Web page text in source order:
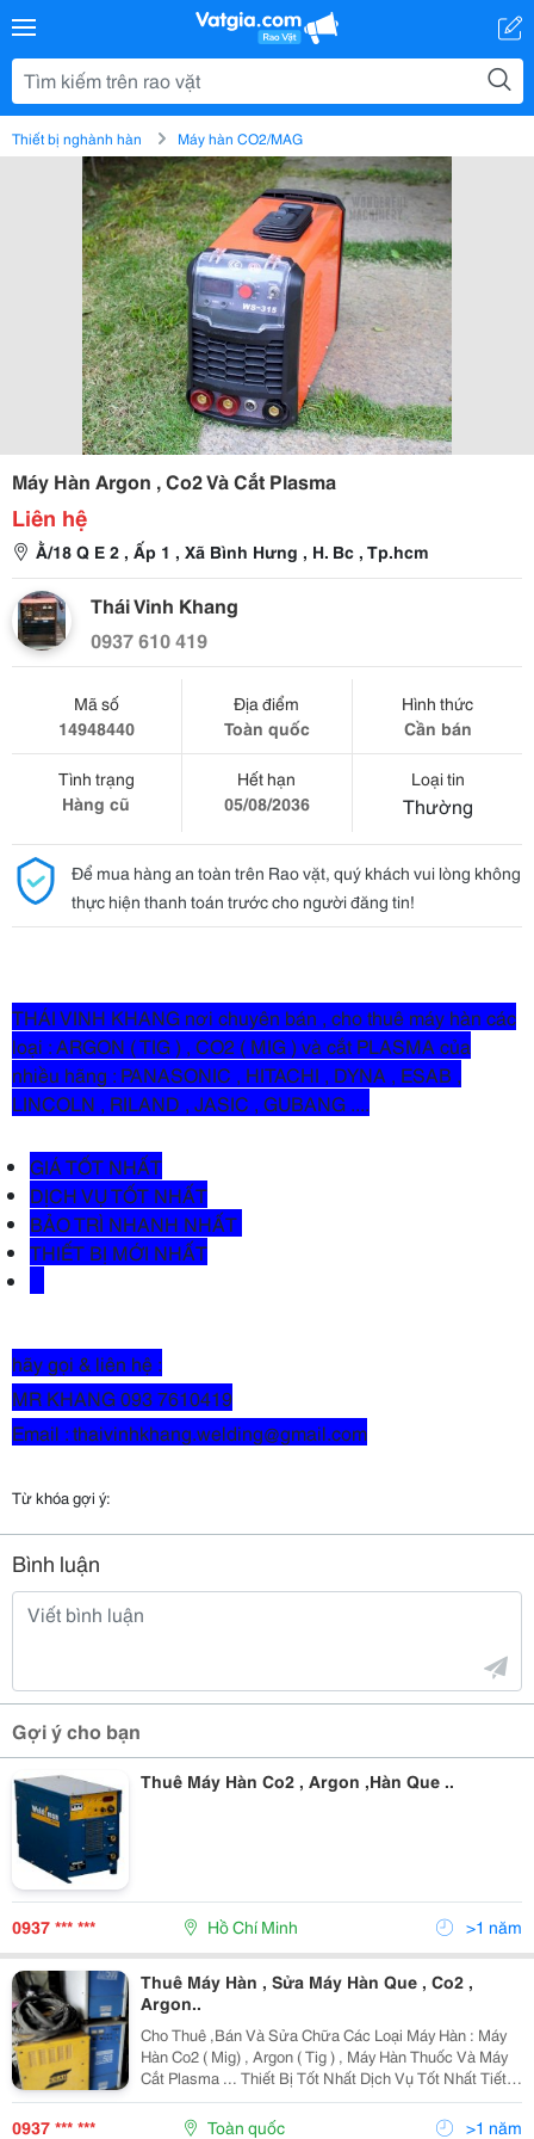
Thiết bị nghành hàn Máy hàn CO2/MAG
Máy Hàn Argon , Co2 Và Cắt Plasma
Liên hệ
Ằ/18 Q E 2 , Ấp 1 , Xã Bình Hưng , H. Bc , Tp.hcm
Thái Vinh Khang
0937 610 419
Mã số
14948440
Địa điểm
Toàn quốc
Hình thức
Cần bán
Tình trạng
Hàng cũ
Hết hạn
05/08/2036
Loại tin
Thường
Để mua hàng an toàn trên Rao vặt, quý khách vui lòng không
thực hiện thanh toán trước cho người đăng tin!
THÁI VINH KHANG nơi chuyên bán , cho thuê máy hàn các
loại : ARGON ( TIG ) , CO2 ( MIG ) và cắt PLASMA của
nhiều hãng : PANASONIC , HITACHI , DYNA , ESAB ,
LINCOLN , RILAND , JASIC , GUBANG ....
GIÁ TỐT NHẤT
DỊCH VỤ TỐT NHẤT
BẢO TRÌ NHANH NHẤT
THIẾT BỊ MỚI NHẤT
hãy gọi & liên hệ :
MR KHANG 093 7610419
Email : thaivinhkhang.welding@gmail.com
Từ khóa gợi ý:
Bình luận
Gợi ý cho bạn
Thuê Máy Hàn Co2 , Argon ,Hàn Que ..
0937 *** *** Hồ Chí Minh >1 năm
Thuê Máy Hàn , Sửa Máy Hàn Que , Co2 ,
Argon..
Cho Thuê ,Bán Và Sửa Chữa Các Loại Máy Hàn : Máy
Hàn Co2 ( Mig) , Argon ( Tig ) , Máy Hàn Thuốc Và Máy
Cắt Plasma ... Thiết Bị Tốt Nhất Dịch Vụ Tốt Nhất Tiết
Kiệm Nhất Giao Hàng Nhanh Nhất Bảo Trì , Bảo Hành
Tốt Nhất Hãy Liên Hệ :
0937 *** *** Toàn quốc >1 năm